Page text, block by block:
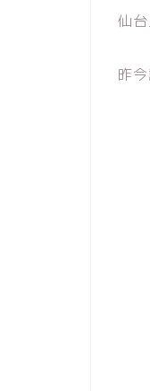
仙
昨